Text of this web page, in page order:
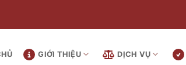
GIỚI THIỆU DỊCH VỤ